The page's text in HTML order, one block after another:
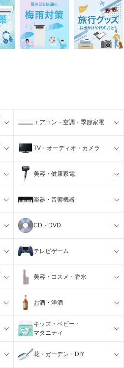
エアコン・空調・季節家電
TV・オーディオ・カメラ
美容・健康家電
楽器・音響機器
CD・DVD
テレビゲーム
美容・コスメ・香水
お酒・洋酒
キッズ・ベビー・
マタニティ
花・ガーデン・DIY